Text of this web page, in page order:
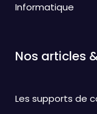
Informatique
Nos articles
Les supports de